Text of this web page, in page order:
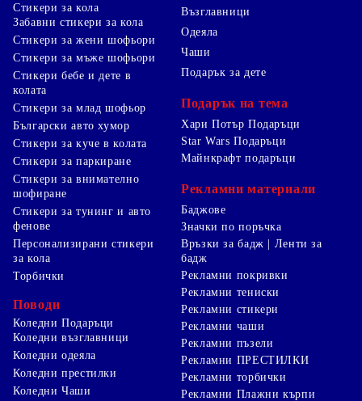
Стикери за кола
Забавни стикери за кола
Стикери за жени шофьори
Стикери за мъже шофьори
Стикери бебе и дете в
колата
Стикери за млад шофьор
Български авто хумор
Стикери за куче в колата
Стикери за паркиране
Стикери за внимателно
шофиране
Стикери за тунинг и авто
фенове
Персонализирани стикери
за кола
Торбички
Поводи
Коледни Подаръци
Коледни възглавници
Коледни одеяла
Коледни престилки
Коледни Чаши
Възглавници
Одеяла
Чаши
Подарък за дете
Подарък на тема
Хари Потър Подаръци
Star Wars Подаръци
Майнкрафт подаръци
Рекламни материали
Баджове
Значки по поръчка
Връзки за бадж | Ленти за
бадж
Рекламни покривки
Рекламни тениски
Рекламни стикери
Рекламни чаши
Рекламни пъзели
Рекламни ПРЕСТИЛКИ
Рекламни торбички
Рекламни Плажни кърпи